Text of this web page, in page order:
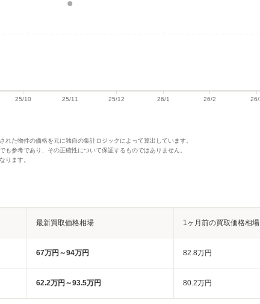
た物件の価格を元に独自の集計ロジックによって算出しています。
参考であり、その正確性について保証するものではありません。
ります。
最新買取価格相場 1ヶ月前の買取価格相場
67万円～94万円 82.8万円
62.2万円～93.5万円 80.2万円